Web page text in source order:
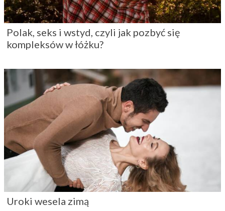
Polak, seks i wstyd, czyli jak pozbyć się
kompleksów w łóżku?
Uroki wesela zimą